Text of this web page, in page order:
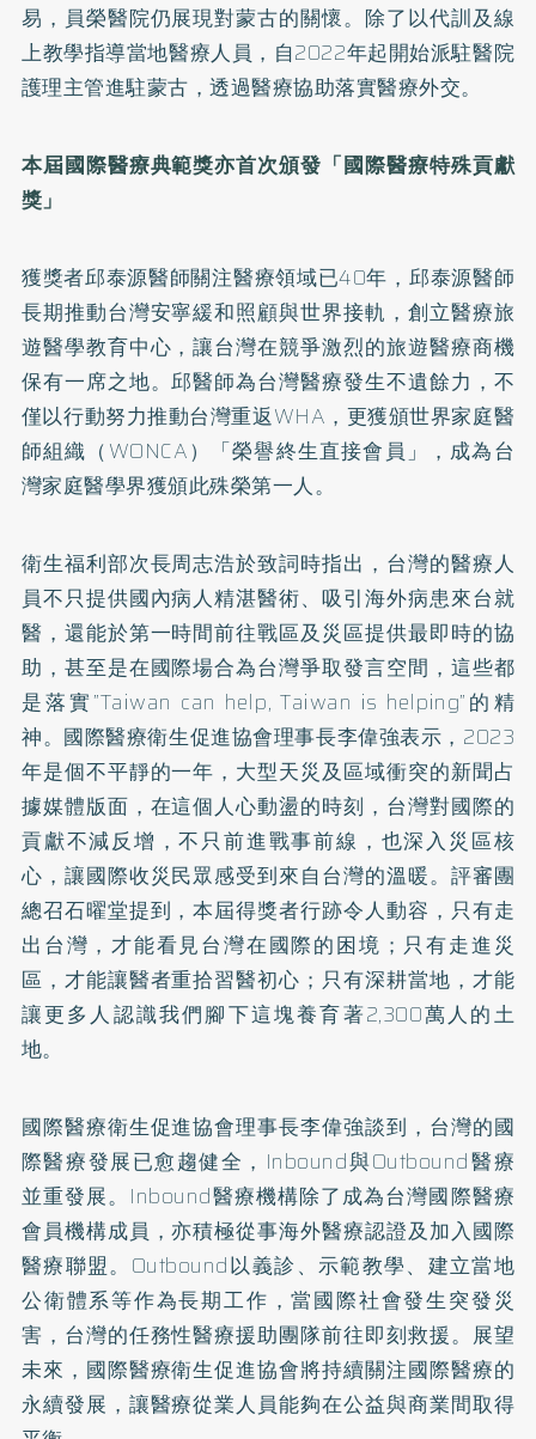
易，員榮醫院仍展現對蒙古的關懷。除了以代訓及線
上教學指導當地醫療人員，自2022年起開始派駐醫院
護理主管進駐蒙古，透過醫療協助落實醫療外交。
本屆國際醫療典範獎亦首次頒發「國際醫療特殊貢獻
獎」
獲獎者邱泰源醫師關注醫療領域已40年，邱泰源醫師
長期推動台灣安寧緩和照顧與世界接軌，創立醫療旅
遊醫學教育中心，讓台灣在競爭激烈的旅遊醫療商機
保有一席之地。邱醫師為台灣醫療發生不遺餘力，不
僅以行動努力推動台灣重返WHA，更獲頒世界家庭醫
師組織（WONCA）「榮譽終生直接會員」，成為台
灣家庭醫學界獲頒此殊榮第一人。
衛生福利部次長周志浩於致詞時指出，台灣的醫療人
員不只提供國內病人精湛醫術、吸引海外病患來台就
醫，還能於第一時間前往戰區及災區提供最即時的協
助，甚至是在國際場合為台灣爭取發言空間，這些都
是落實”Taiwan can help, Taiwan is helping”的精
神。國際醫療衛生促進協會理事長李偉強表示，2023
年是個不平靜的一年，大型天災及區域衝突的新聞占
據媒體版面，在這個人心動盪的時刻，台灣對國際的
貢獻不減反增，不只前進戰事前線，也深入災區核
心，讓國際收災民眾感受到來自台灣的溫暖。評審團
總召石曜堂提到，本屆得獎者行跡令人動容，只有走
出台灣，才能看見台灣在國際的困境；只有走進災
區，才能讓醫者重拾習醫初心；只有深耕當地，才能
讓更多人認識我們腳下這塊養育著2,300萬人的土
地。
國際醫療衛生促進協會理事長李偉強談到，台灣的國
際醫療發展已愈趨健全，Inbound與Outbound醫療
並重發展。Inbound醫療機構除了成為台灣國際醫療
會員機構成員，亦積極從事海外醫療認證及加入國際
醫療聯盟。Outbound以義診、示範教學、建立當地
公衛體系等作為長期工作，當國際社會發生突發災
害，台灣的任務性醫療援助團隊前往即刻救援。展望
未來，國際醫療衛生促進協會將持續關注國際醫療的
永續發展，讓醫療從業人員能夠在公益與商業間取得